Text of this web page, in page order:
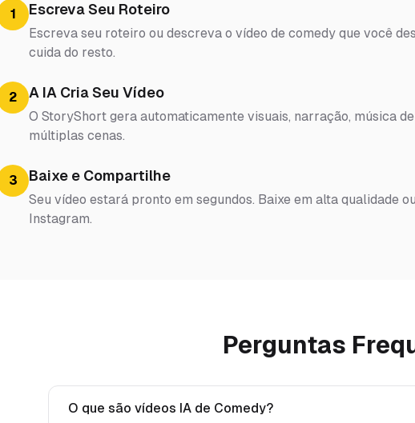
1 Escreva Seu Roteiro
Escreva seu roteiro ou descreva o vídeo de comedy que você
cuida do resto.
2 A IA Cria Seu Vídeo
O StoryShort gera automaticamente visuais, narração, música
múltiplas cenas.
3 Baixe e Compartilhe
Seu vídeo estará pronto em segundos. Baixe em alta qualidade
Instagram.
Perguntas
O que são vídeos IA de Comedy?